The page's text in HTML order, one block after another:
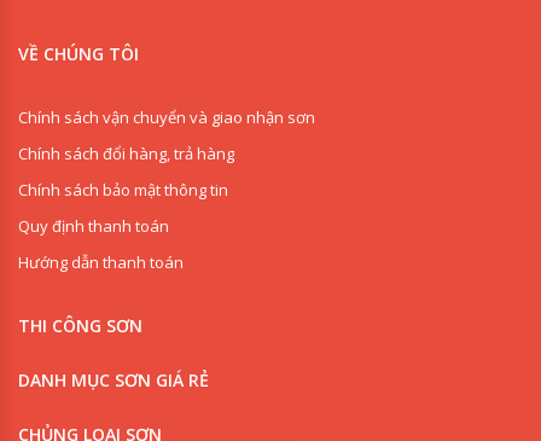
VỀ CHÚNG TÔI
Chính sách vận chuyển và giao nhận sơn
Chính sách đổi hàng, trả hàng
Chính sách bảo mật thông tin
Quy định thanh toán
Hướng dẫn thanh toán
THI CÔNG SƠN
DANH MỤC SƠN GIÁ RẺ
CHỦNG LOẠI SƠN
0918342277